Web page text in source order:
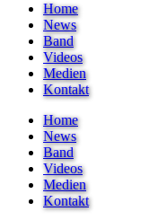
Home
News
Band
Videos
Medien
Kontakt
Home
News
Band
Videos
Medien
Kontakt